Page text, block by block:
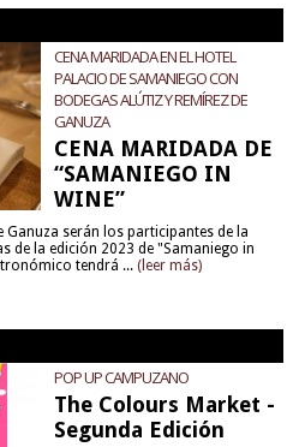
CENA MARIDADA EN EL HOTEL
PALACIO DE SAMANIEGO CON
BODEGAS ALÚTIZ Y REMÍREZ DE
GANUZA
CENA MARIDADA DE
“SAMANIEGO IN
WINE”
Ganuza serán los participantes de la
de la edición 2023 de "Samaniego in
tendrá ... (leer más)
POP UP CAMPUZANO
The Colours Market -
Segunda Edición